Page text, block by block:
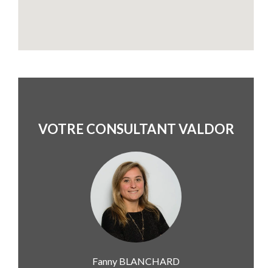
VOTRE CONSULTANT VALDOR
Fanny BLANCHARD